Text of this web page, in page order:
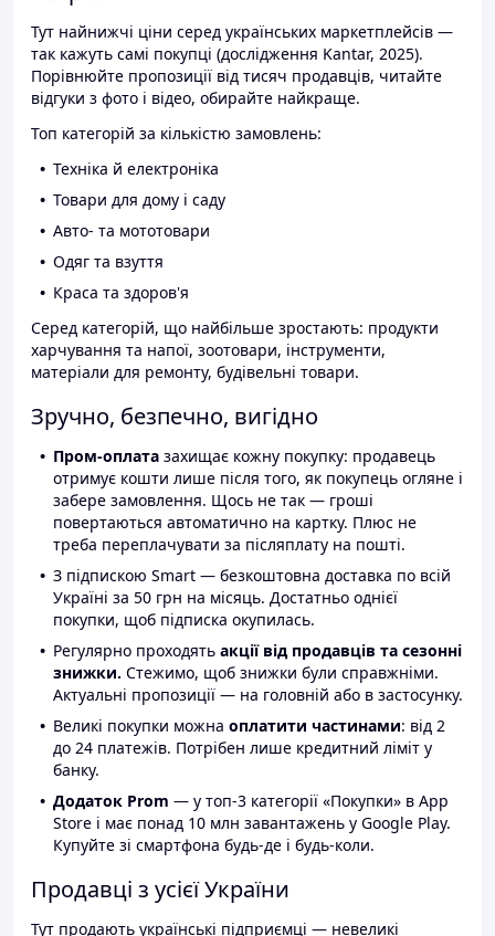
Тут найнижчі ціни серед українських маркетплейсів —
так кажуть самі покупці (дослідження Kantar, 2025).
Порівнюйте пропозиції від тисяч продавців, читайте
відгуки з фото і відео, обирайте найкраще.
Топ категорій за кількістю замовлень:
Техніка й електроніка
Товари для дому і саду
Авто- та мототовари
Одяг та взуття
Краса та здоров'я
Серед категорій, що найбільше зростають: продукти
харчування та напої, зоотовари, інструменти,
матеріали для ремонту, будівельні товари.
Зручно, безпечно, вигідно
Пром-оплата захищає кожну покупку: продавець
отримує кошти лише після того, як покупець огляне і
забере замовлення. Щось не так — гроші
повертаються автоматично на картку. Плюс не
треба переплачувати за післяплату на пошті.
З підпискою Smart — безкоштовна доставка по всій
Україні за 50 грн на місяць. Достатньо однієї
покупки, щоб підписка окупилась.
Регулярно проходять акції від продавців та сезонні
знижки. Стежимо, щоб знижки були справжніми.
Актуальні пропозиції — на головній або в застосунку.
Великі покупки можна оплатити частинами: від 2
до 24 платежів. Потрібен лише кредитний ліміт у
банку.
Додаток Prom — у топ-3 категорії «Покупки» в App
Store і має понад 10 млн завантажень у Google Play.
Купуйте зі смартфона будь-де і будь-коли.
Продавці з усієї України
Тут продають українські підприємці — невеликі